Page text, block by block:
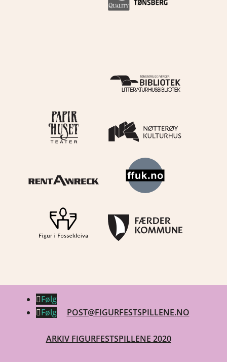
Følg
Følg
POST@FIGURFESTSPILLENE.NO
ARKIV FIGURFESTSPILLENE 2020